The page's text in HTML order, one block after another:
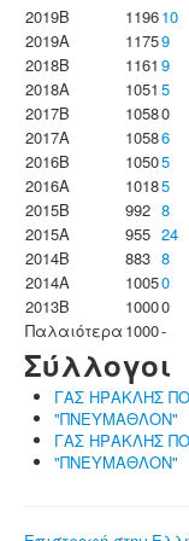
2019B
119610
2019A
11759
2018B
1161 9
2018A
1051 5
2017B
10580
2017A
10586
2016B
10505
2016A
10185
2015B
992 8
2015A
955 24
2014B
883 8
2014A
10050
2013B
10000
Παλαιότερα 1000-
Σύλλογοι
ΓΑΣ ΗΡΑΚΛΗΣ
"ΠΝΕΥΜΑΘΛΟΝ"
ΓΑΣ ΗΡΑΚΛΗΣ
"ΠΝΕΥΜΑΘΛΟΝ"